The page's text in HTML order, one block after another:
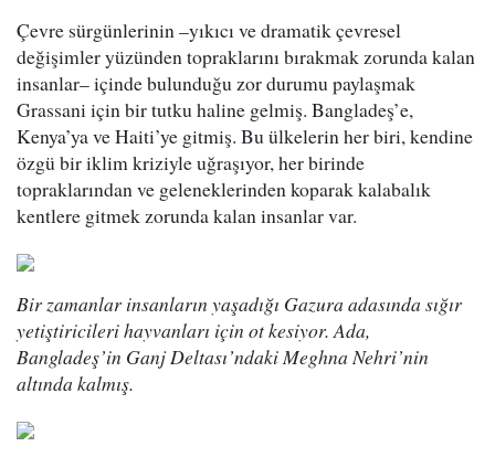
Çevre sürgünlerinin –yıkıcı ve dramatik çevresel
değişimler yüzünden topraklarını bırakmak zorunda kalan
insanlar– içinde bulunduğu zor durumu paylaşmak
Grassani için bir tutku haline gelmiş. Bangladeş’e,
Kenya’ya ve Haiti’ye gitmiş. Bu ülkelerin her biri, kendine
özgü bir iklim kriziyle uğraşıyor, her birinde
topraklarından ve geleneklerinden koparak kalabalık
kentlere gitmek zorunda kalan insanlar var.
Bir zamanlar insanların yaşadığı Gazura adasında sığır
yetiştiricileri hayvanları için ot kesiyor. Ada,
Bangladeş’in Ganj Deltası’ndaki Meghna Nehri’nin
altında kalmış.